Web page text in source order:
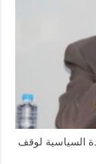
السياسية لوقف